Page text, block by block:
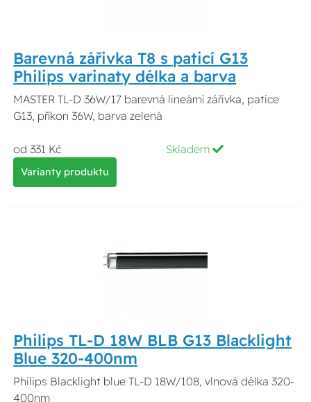
Barevná zářivka T8 s paticí G13
Philips varinaty délka a barva
MASTER TL-D 36W/17 barevná lineární zářivka, patice
G13, příkon 36W, barva zelená
od 331 Kč Skladem
Varianty produktu
Philips TL-D 18W BLB G13 Blacklight
Blue 320-400nm
Philips Blacklight blue TL-D 18W/108, vlnová délka 320-
400nm